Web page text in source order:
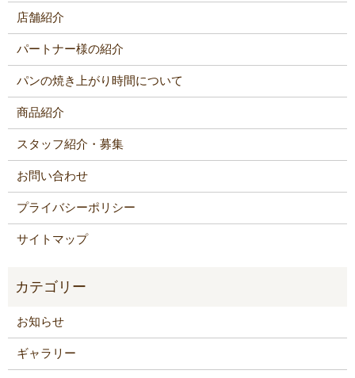
店舗紹介
パートナー様の紹介
パンの焼き上がり時間について
商品紹介
スタッフ紹介・募集
お問い合わせ
プライバシーポリシー
サイトマップ
お知らせ
ギャラリー